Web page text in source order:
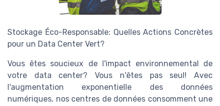
Stockage Éco-Responsable: Quelles Actions Concrètes
pour un Data Center Vert?
Vous êtes soucieux de l'impact environnemental de
votre data center? Vous n'êtes pas seul! Avec
l'augmentation exponentielle des données
numériques, nos centres de données consomment une